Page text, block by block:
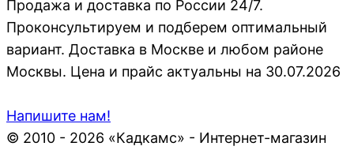
Продажа и доставка по России 24/7.
Проконсультируем и подберем оптимальный
вариант. Доставка в Москве и любом районе
Москвы. Цена и прайс актуальны на 30.07.2026
Напишите нам!
© 2010 - 2026 «Кадкамс» - Интернет-магазин